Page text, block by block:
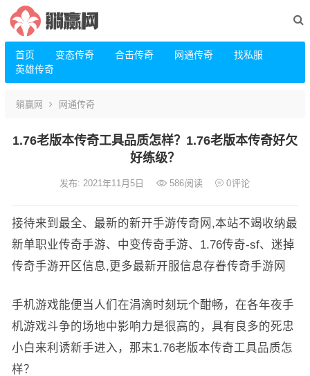
首页 变态传奇 合击传奇 网通传奇
找私服
英雄传奇
躺赢网 网通传奇
1.76老版本传奇工具品质怎样？1.76老版本传奇好欠
好练级？
发布: 2021年11月5日 586阅读 0评论
接待来到最全、最新的新开手游传奇网,本站不竭收纳最
新单职业传奇手游、中变传奇手游、1.76传奇-sf、迷掉
传奇手游开区信息,更多最新开服信息存眷传奇手游网
手机游戏能便当人们在涓滴时刻玩个酣畅，在各年夜手
机游戏斗争的场地中影响力是很高的，具有良多的死忠
小白来利诱新手进入，那末1.76老版本传奇工具品质怎
样？